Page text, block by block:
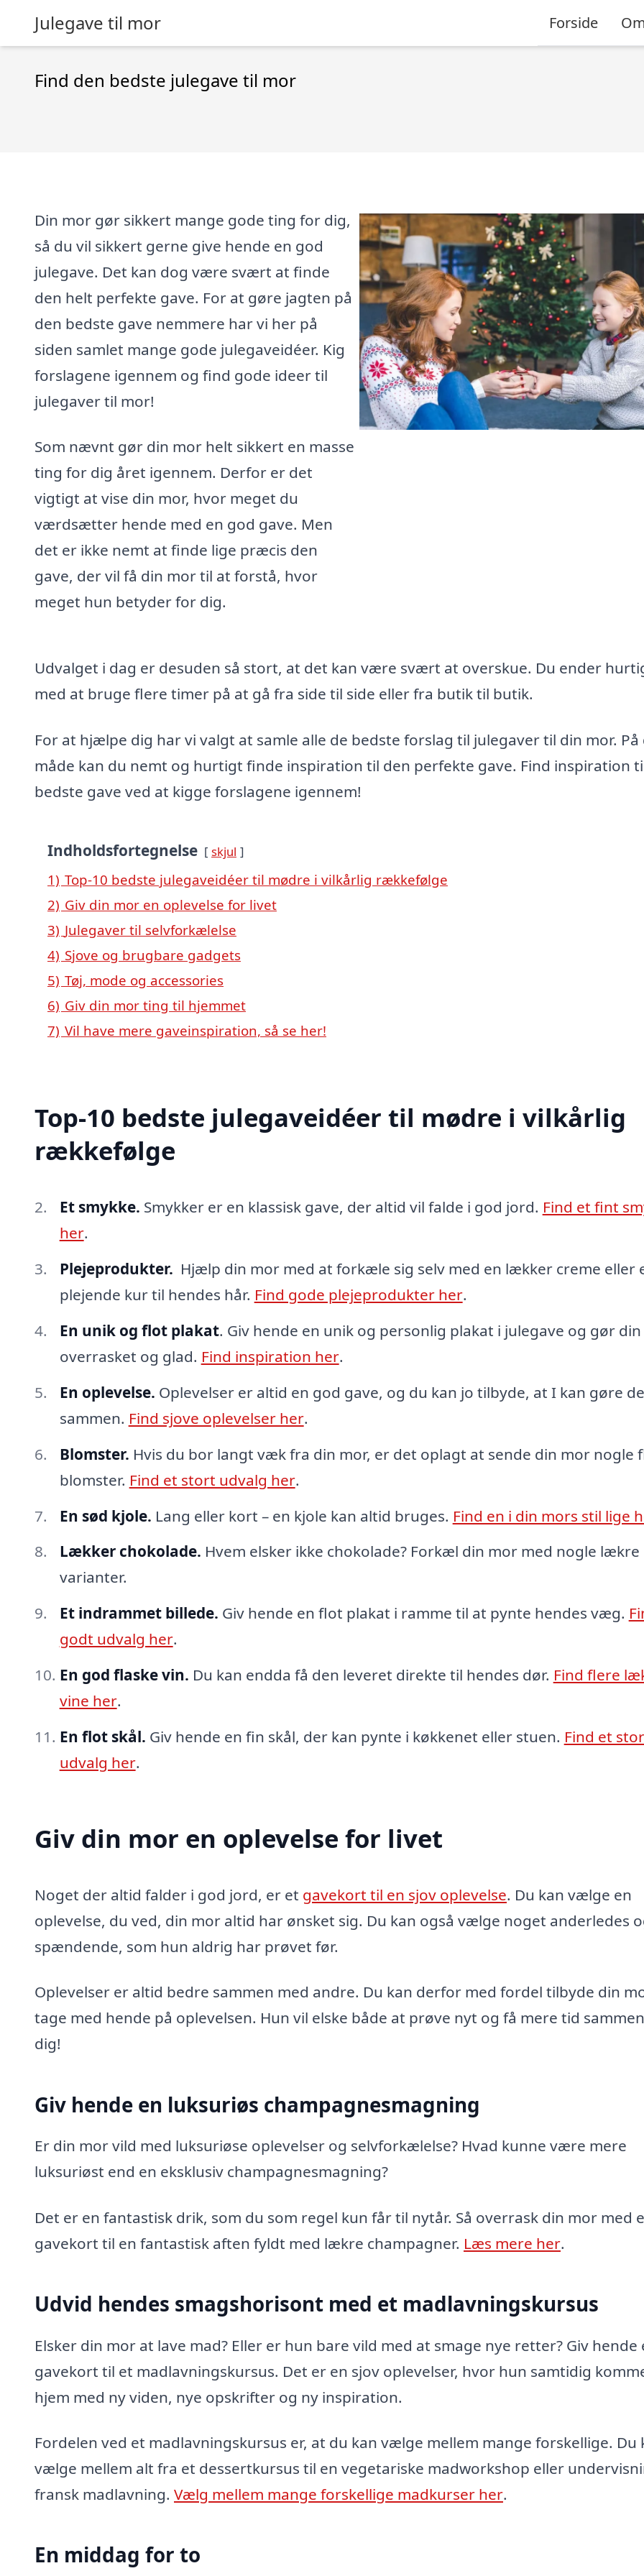
Julegave til mor Forside
Find den bedste julegave til mor
Din mor gør sikkert mange gode ting for dig,
så du vil sikkert gerne give hende en god
julegave. Det kan dog være svært at finde
den helt perfekte gave. For at gøre jagten på
den bedste gave nemmere har vi her på
siden samlet mange gode julegaveidéer. Kig
forslagene igennem og find gode ideer til
julegaver til mor!
Som nævnt gør din mor helt sikkert en masse
ting for dig året igennem. Derfor er det
vigtigt at vise din mor, hvor meget du
værdsætter hende med en god gave. Men
det er ikke nemt at finde lige præcis den
gave, der vil få din mor til at forstå, hvor
meget hun betyder for dig.
Udvalget i dag er desuden så stort, at det kan være svært at overskue. Du ender
med at bruge flere timer på at gå fra side til side eller fra butik til butik.
For at hjælpe dig har vi valgt at samle alle de bedste forslag til julegaver til din mor. På
måde kan du nemt og hurtigt finde inspiration til den perfekte gave. Find inspiration
bedste gave ved at kigge forslagene igennem!
Indholdsfortegnelse skjul
1) Top-10 bedste julegaveidéer til mødre i vilkårlig rækkefølge
2) Giv din mor en oplevelse for livet
3) Julegaver til selvforkælelse
4) Sjove og brugbare gadgets
5) Tøj, mode og accessories
6) Giv din mor ting til hjemmet
7) Vil have mere gaveinspiration, så se her!
Top-10 bedste julegaveidéer til mødre i vilkårlig
rækkefølge
Et smykke. Smykker er en klassisk gave, der altid vil falde i god jord. Find et fint
her.
Plejeprodukter. Hjælp din mor med at forkæle sig selv med en lækker creme eller
plejende kur til hendes hår. Find gode plejeprodukter her.
En unik og flot plakat. Giv hende en unik og personlig plakat i julegave og gør
overrasket og glad. Find inspiration her.
En oplevelse. Oplevelser er altid en god gave, og du kan jo tilbyde, at I kan gøre
sammen. Find sjove oplevelser her.
Blomster. Hvis du bor langt væk fra din mor, er det oplagt at sende din mor nogle
blomster. Find et stort udvalg her.
En sød kjole. Lang eller kort – en kjole kan altid bruges. Find en i din mors stil lige
Lækker chokolade. Hvem elsker ikke chokolade? Forkæl din mor med nogle lækre
varianter.
Et indrammet billede. Giv hende en flot plakat i ramme til at pynte hendes væg.
godt udvalg her.
En god flaske vin. Du kan endda få den leveret direkte til hendes dør. Find flere
vine her.
En flot skål. Giv hende en fin skål, der kan pynte i køkkenet eller stuen. Find et
udvalg her.
Giv din mor en oplevelse for livet
Noget der altid falder i god jord, er et gavekort til en sjov oplevelse. Du kan vælge en
oplevelse, du ved, din mor altid har ønsket sig. Du kan også vælge noget anderledes
spændende, som hun aldrig har prøvet før.
Oplevelser er altid bedre sammen med andre. Du kan derfor med fordel tilbyde din
tage med hende på oplevelsen. Hun vil elske både at prøve nyt og få mere tid
dig!
Giv hende en luksuriøs champagnesmagning
Er din mor vild med luksuriøse oplevelser og selvforkælelse? Hvad kunne være mere
luksuriøst end en eksklusiv champagnesmagning?
Det er en fantastisk drik, som du som regel kun får til nytår. Så overrask din mor med
gavekort til en fantastisk aften fyldt med lækre champagner. Læs mere her.
Udvid hendes smagshorisont med et madlavningskursus
Elsker din mor at lave mad? Eller er hun bare vild med at smage nye retter? Giv hende
gavekort til et madlavningskursus. Det er en sjov oplevelser, hvor hun samtidig
hjem med ny viden, nye opskrifter og ny inspiration.
Fordelen ved et madlavningskursus er, at du kan vælge mellem mange forskellige. Du
vælge mellem alt fra et dessertkursus til en vegetariske madworkshop eller
fransk madlavning. Vælg mellem mange forskellige madkurser her.
En middag for to